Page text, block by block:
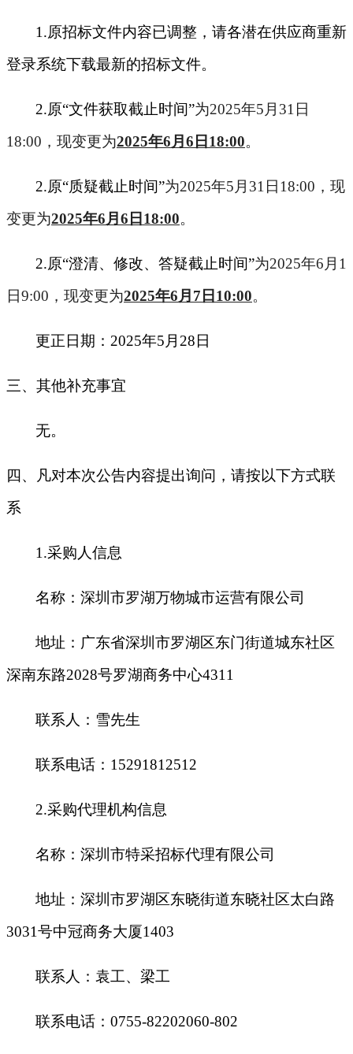
1.原招标文件内容已调整，请各潜在供应商重新
登录系统下载最新的招标文件。
2.原“文件获取截止时间”为2025年5月31日
18:00，现变更为2025年6月6日18:00。
2.原“质疑截止时间”为2025年5月31日18:00，现
变更为2025年6月6日18:00。
2.原“澄清、修改、答疑截止时间”为2025年6月1
日9:00，现变更为2025年6月7日10:00。
更正日期：2025年5月28日
三、其他补充事宜
无。
四、凡对本次公告内容提出询问，请按以下方式联
系
1.采购人信息
名称：深圳市罗湖万物城市运营有限公司
地址：广东省深圳市罗湖区东门街道城东社区
深南东路2028号罗湖商务中心4311
联系人：雪先生
联系电话：15291812512
2.采购代理机构信息
名称：深圳市特采招标代理有限公司
地址：深圳市罗湖区东晓街道东晓社区太白路
3031号中冠商务大厦1403
联系人：袁工、梁工
联系电话：0755-82202060-802